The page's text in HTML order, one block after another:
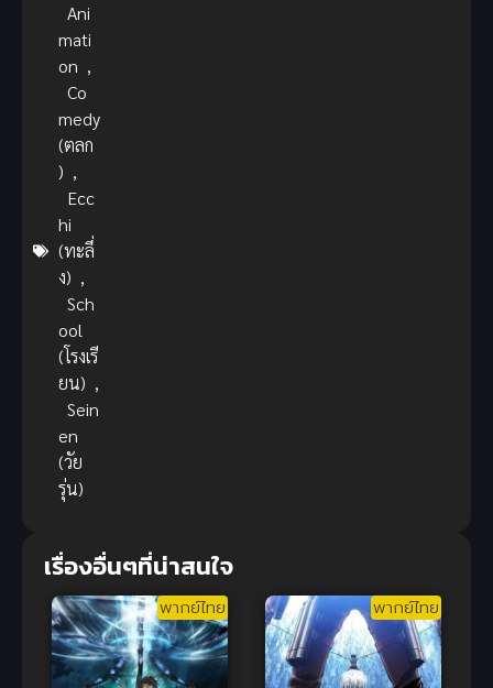
Ani
mati
on ,
Co
medy
(ตลก
) ,
Ecc
hi
(ทะลึ่
ง) ,
Sch
ool
(โรงเรี
ยน) ,
Sein
en
(วัย
รุ่น)
เรื่องอื่นๆที่น่าสนใจ
พากย์ไทย พากย์ไทย